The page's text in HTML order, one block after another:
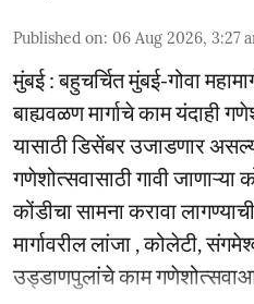
Published on: 06 Aug 2026, 3:27
मुंबई : बहुचर्चित मुंबई-गोवा
बाह्यवळण मार्गाचे काम यंदाही
यासाठी डिसेंबर उजाडणार
गणेशोत्सवासाठी गावी
कोंडीचा सामना करावा
मार्गावरील लांजा , कोलेटी,
उड्डाणपुलांचे काम